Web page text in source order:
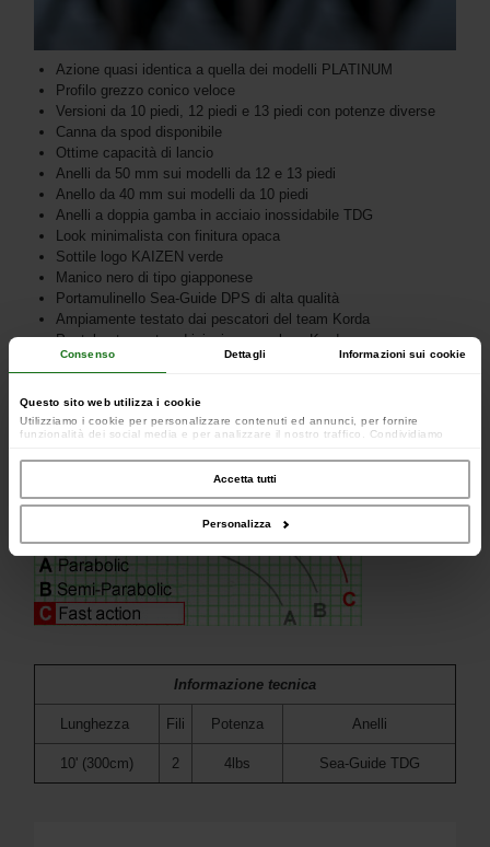
Consenso Dettagli Informazioni sui cookie
Questo sito web utilizza i cookie
Utilizziamo i cookie per personalizzare contenuti ed annunci, per fornire
funzionalità dei social media e per analizzare il nostro traffico. Condividiamo
occupano di analisi dei dati web, pubblicità e social media, i quali potrebbero
combinarle con altre informazioni che hai fornito loro o che hanno raccolto dal
Accetta tutti
Personalizza
Azione quasi identica a quella dei modelli PLATINUM
Profilo grezzo conico veloce
Versioni da 10 piedi, 12 piedi e 13 piedi con potenze diverse
Canna da spod disponibile
Ottime capacità di lancio
Anelli da 50 mm sui modelli da 12 e 13 piedi
Anello da 40 mm sui modelli da 10 piedi
Anelli a doppia gamba in acciaio inossidabile TDG
Look minimalista con finitura opaca
Sottile logo KAIZEN verde
Manico nero di tipo giapponese
Portamulinello Sea-Guide DPS di alta qualità
Ampiamente testato dai pescatori del team Korda
Puntale stampato ad iniezione con logo Korda
Informazione tecnica
Lunghezza Fili Potenza Anelli
10' (300cm) 2 4lbs Sea-Guide TDG